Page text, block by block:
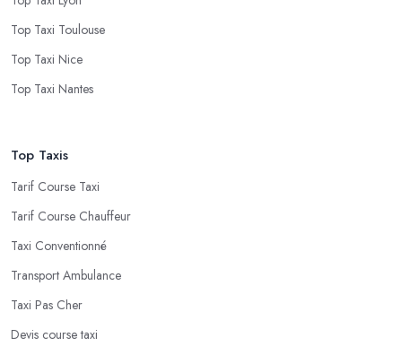
Top Taxi Toulouse
Top Taxi Nice
Top Taxi Nantes
Top Taxis
Tarif Course Taxi
Tarif Course Chauffeur
Taxi Conventionné
Transport Ambulance
Taxi Pas Cher
Devis course taxi